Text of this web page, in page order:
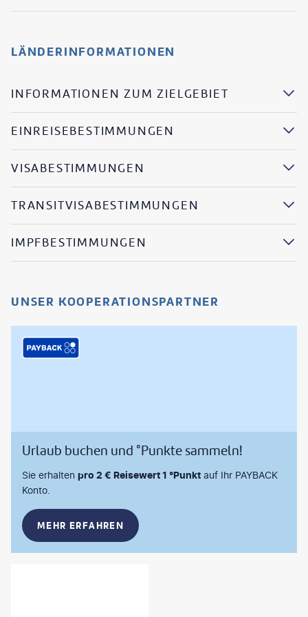
LÄNDERINFORMATIONEN
INFORMATIONEN ZUM ZIELGEBIET
EINREISEBESTIMMUNGEN
VISABESTIMMUNGEN
TRANSITVISABESTIMMUNGEN
IMPFBESTIMMUNGEN
UNSER KOOPERATIONSPARTNER
Urlaub buchen und °Punkte sammeln!
Sie erhalten pro 2 € Reisewert 1 °Punkt auf Ihr PAYBACK
Konto.
MEHR ERFAHREN